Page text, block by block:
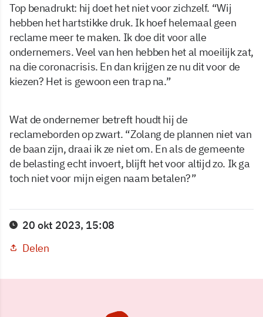
Top benadrukt: hij doet het niet voor zichzelf. “Wij
hebben het hartstikke druk. Ik hoef helemaal geen
reclame meer te maken. Ik doe dit voor alle
ondernemers. Veel van hen hebben het al moeilijk zat,
na die coronacrisis. En dan krijgen ze nu dit voor de
kiezen? Het is gewoon een trap na.”
Wat de ondernemer betreft houdt hij de
reclameborden op zwart. “Zolang de plannen niet van
de baan zijn, draai ik ze niet om. En als de gemeente
de belasting echt invoert, blijft het voor altijd zo. Ik ga
toch niet voor mijn eigen naam betalen?”
20 okt 2023, 15:08
Delen